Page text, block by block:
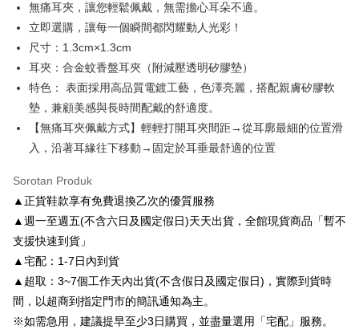
Hua Nan Commercial
Bank
Chang Hwa Commercial
Bank
The Shanghai
Commercial & Savings
Bank
Fubon
Bank Cathay United
Mega International
Commercial Bank
Taiwan Business Bank
Taichung Commercial
Bank
Limited
Union Bank of Taiwan
Far Eastern International
Yuanta Commercial Bank
Bank SinoPac
Bank Komersial E.SUN
Bank Antarabangsa
Taishin
Syarikat Kad Kredit
ansuran
Taiwan Cooperative Bank
Bank Komersial Pertama
Hua Nan Commercial Bank
The Shanghai Commercial &
Savings Bank
Bank Komersial Taipei Fubon
Bank Cathay United
Mega International Commercial
Bank
Taiwan Business Bank
Taichung Commercial Bank
HSBC Bank (Taiwan) Limited
Hwatai Bank
Yuanta Commercial Bank
Bank Komersial E.SUN
DBS Bank
Bank Antarabangsa Taishin
Bank CTBC
Syarikat Kad Kredit Rakuten
Taiwan
LINE Pay
Apple Pay
JKOPAY
Easy Wallet
AFTEE
Deskripsi
Pertama, Mengenai Perkhidmatan AFTEE Beli Sekarang Bayar Kemudian
1. Dengan memilih AFTEE sebagai kaedah pembayaran, mesej
pengesahan AFTEE akan muncul.
2. Anda boleh meneruskan pembayaran selepas pengesahan SMS.
3. Tiada bayaran diperlukan apabila pesanan disahkan. Produk akan
dihantar ke alamat yang ditetapkan.
4. Setelah pesanan disahkan, anda akan menerima SMS pembayaran
manakala ahli aplikasi akan menerima pemberitahuan tolak aplikasi
Pemindahan ATM
Pilihan Penghantaran
付款後全家取貨
NT$80/pesanan | Penghantaran percuma untuk pesanan
無痛耳夾，讓您輕鬆佩戴，無需擔心耳朵不適。
立即選購，讓每一個瞬間都閃耀動人光彩！
尺寸：1.3cm×1.3cm
耳夾：合金蚊香盤耳夾（附減壓透明矽膠墊）
特色： 表面採用高品質電鍍工藝，色澤亮麗，搭配親膚矽膠軟
墊，兼顧美感與長時間配戴的舒適度。
【無痛耳夾佩戴方式】輕輕打開耳夾間距→從耳廓最細的位置滑
入，沿著耳緣往下移動→固定於耳垂最舒適的位置
Sorotan Produk
▲正貨鞋款享有免費退換乙次的優質服務
▲週一至週五(不含六日及國定假日)天天出貨，全館現貨商品「暫不
支援快速到貨」
▲宅配：1-7日內到貨
▲超取：3~7個工作天內出貨(不含假日及國定假日)，實際到貨時
間，以超商到指定門市的簡訊通知為主。
※如需急用，建議提早至少3日購買，並盡量選用「宅配」服務。